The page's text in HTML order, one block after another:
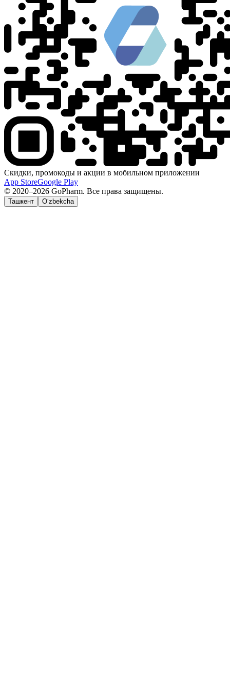
Скидки, промокоды и акции в мобильном приложении
App StoreGoogle Play
© 2020–2026 GoPharm. Все права защищены.
Ташкент O‘zbekcha